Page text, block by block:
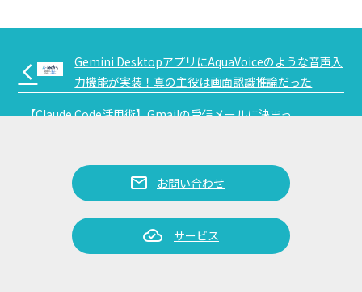
arrow_back_ios
Gemini DesktopアプリにAquaVoiceのような音声入
力機能が実装！真の主役は画面認識推論だった
【Claude Code活用術】Gmailの受信メールに決まっ
mail お問い合わせ
cloud_done サービス